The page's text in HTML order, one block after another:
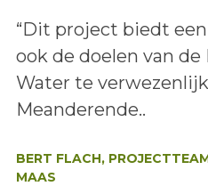
Lees het bericht:
“Dit project biedt
ook de doelen van
Water te
Meanderende..
BERT FLACH,
MAAS